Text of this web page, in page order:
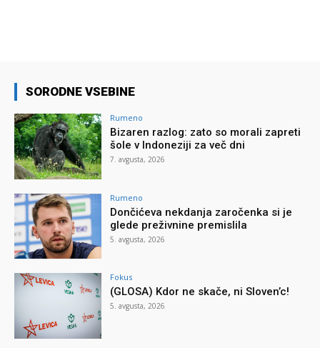
SORODNE VSEBINE
Rumeno
Bizaren razlog: zato so morali zapreti
šole v Indoneziji za več dni
7. avgusta, 2026
Rumeno
Dončićeva nekdanja zaročenka si je
glede preživnine premislila
5. avgusta, 2026
Fokus
(GLOSA) Kdor ne skače, ni Sloven’c!
5. avgusta, 2026